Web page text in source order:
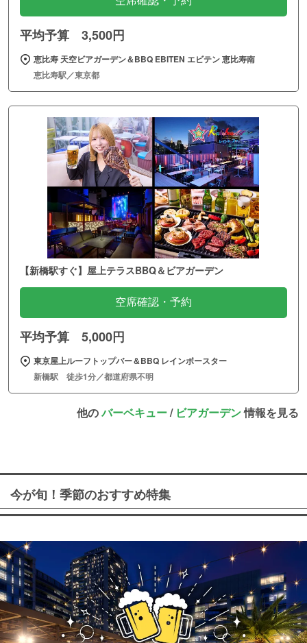
平均予算 3,500円
恵比寿 天空ビアガーデン＆BBQ EBITEN エビテン 恵比寿南
恵比寿駅／東京都
【新橋駅すぐ】屋上テラスBBQ＆ビアガーデン
空席確認・予約
平均予算 5,000円
東京屋上ルーフトップバー＆BBQ レインボースター
新橋駅 徒歩1分／都道府県不明
他のバーベキュー/ ビアガーデン情報を見る
今が旬！季節のおすすめ特集